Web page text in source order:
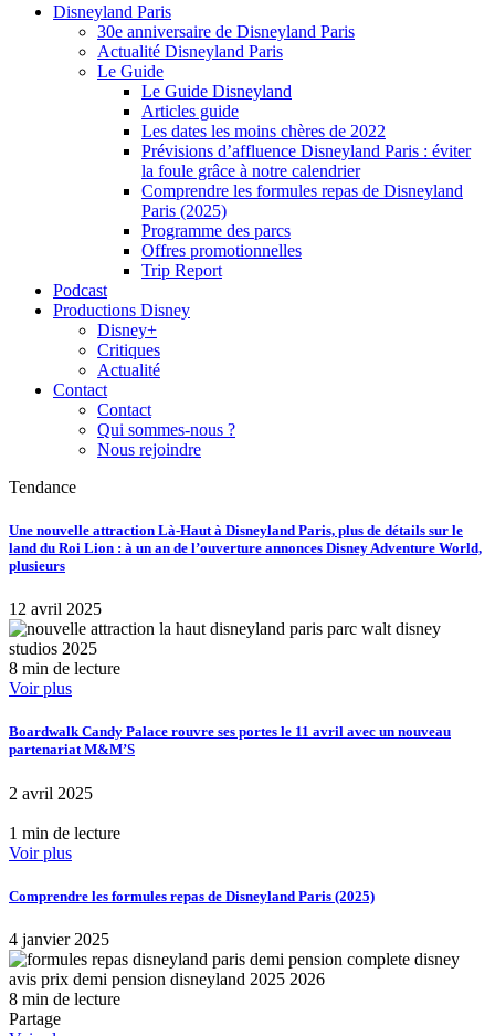
Disneyland Paris
30e anniversaire de Disneyland Paris
Actualité Disneyland Paris
Le Guide
Le Guide Disneyland
Articles guide
Les dates les moins chères de 2022
Prévisions d’affluence Disneyland Paris : éviter
la foule grâce à notre calendrier
Comprendre les formules repas de Disneyland
Paris (2025)
Programme des parcs
Offres promotionnelles
Trip Report
Podcast
Productions Disney
Disney+
Critiques
Actualité
Contact
Contact
Qui sommes-nous ?
Nous rejoindre
Tendance
Une nouvelle attraction Là-Haut à Disneyland Paris, plus de détails sur le
land du Roi Lion : à un an de l’ouverture annonces Disney Adventure World,
plusieurs
12 avril 2025
8 min de lecture
Voir plus
Boardwalk Candy Palace rouvre ses portes le 11 avril avec un nouveau
partenariat M&M’S
2 avril 2025
1 min de lecture
Voir plus
Comprendre les formules repas de Disneyland Paris (2025)
4 janvier 2025
8 min de lecture
Partage